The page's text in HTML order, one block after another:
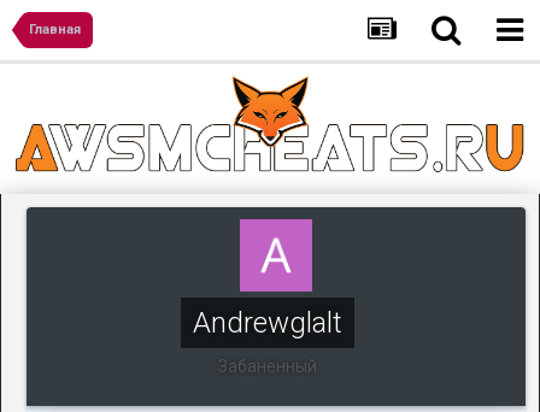
Главная
Andrewglalt
Забаненный